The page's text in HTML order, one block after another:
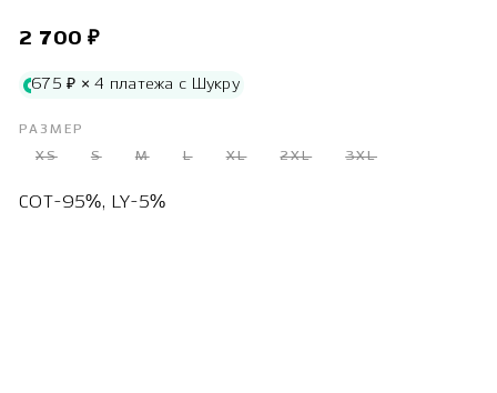
2 700 ₽
675 ₽ × 4 платежа с Шукру
РАЗМЕР
XS S M L XL 2XL 3XL
COT-95%, LY-5%